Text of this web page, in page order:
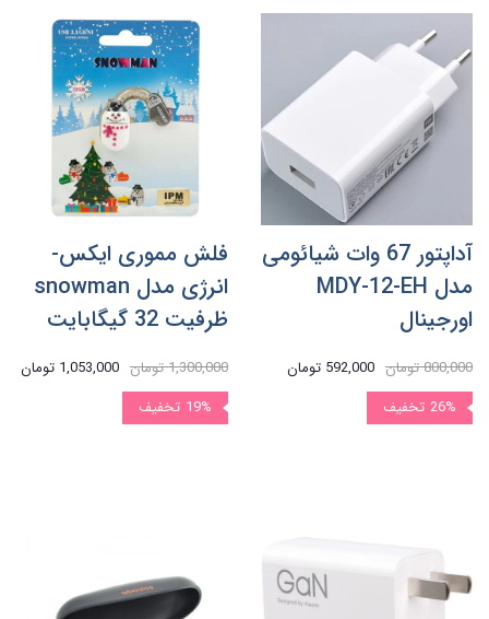
آداپتور 67 وات شیائومی
مدل MDY-12-EH
اورجینال
800,000 تومان
592,000 تومان
26% تخفیف
فلش مموری ایکس-
انرژی مدل snowman
ظرفیت 32 گیگابایت
1,300,000 تومان
1,053,000 تومان
19% تخفیف